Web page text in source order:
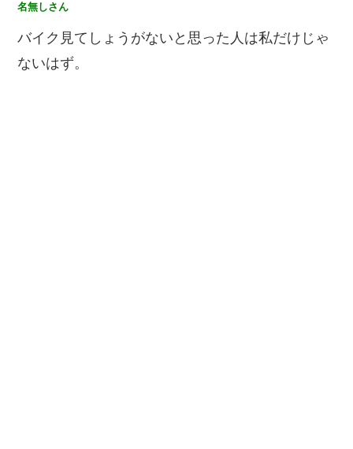
名無しさん
バイク見てしょうがないと思った人は私だけじゃ
ないはず。